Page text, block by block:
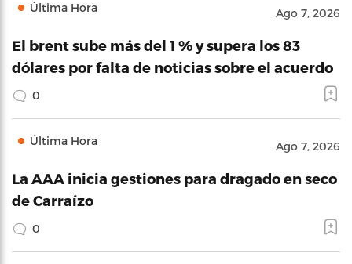
Última Hora Ago 7, 2026
El brent sube más del 1 % y supera los 83
dólares por falta de noticias sobre el acuerdo
0
Última Hora Ago 7, 2026
La AAA inicia gestiones para dragado en seco
de Carraízo
0